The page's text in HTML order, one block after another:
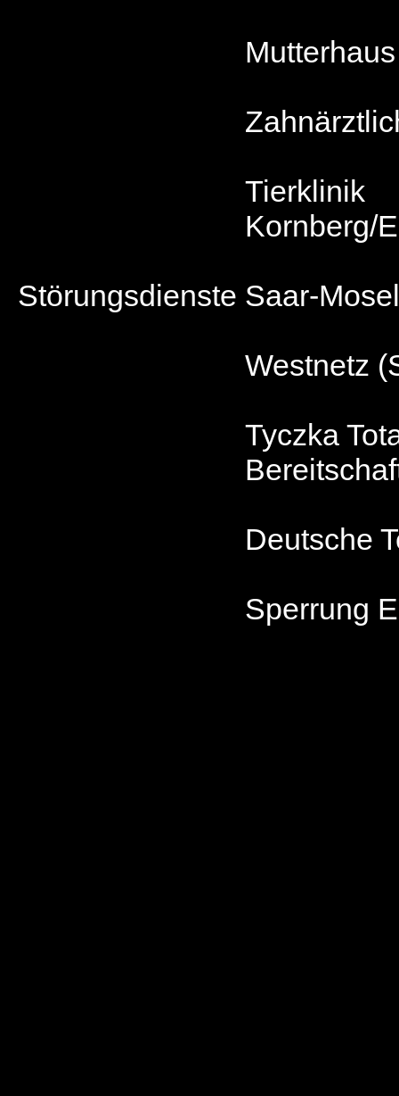
Mutterhaus
Tierklinik
Kornberg/
Störungsdienste Saar-
Westnetz
Tyczka
Deutsche
Sperrung